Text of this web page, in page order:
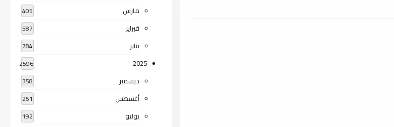
مارس 405
فبراير 587
يناير 784
2025
2596
ديسمبر 358
أغسطس 251
يوليو 192